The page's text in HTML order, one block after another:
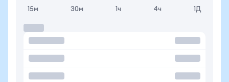
15м 30м 1ч 4ч 1Д